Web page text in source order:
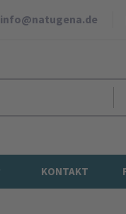
info@natugena.de
KONTAKT